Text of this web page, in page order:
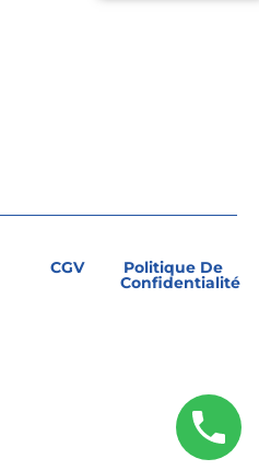
CGV Politique De
Confidentialité